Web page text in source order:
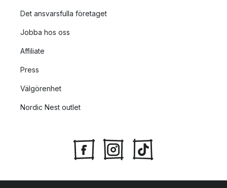
Det ansvarsfulla företaget
Jobba hos oss
Affiliate
Press
Välgörenhet
Nordic Nest outlet